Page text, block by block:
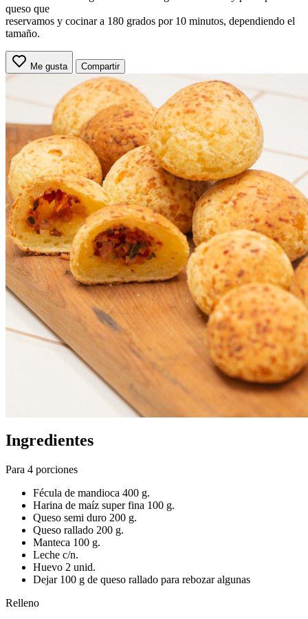
queso que
reservamos y cocinar a 180 grados por 10 minutos, dependiendo el
tamaño.
Me gusta Compartir
Ingredientes
Para 4 porciones
Fécula de mandioca 400 g.
Harina de maíz super fina 100 g.
Queso semi duro 200 g.
Queso rallado 200 g.
Manteca 100 g.
Leche c/n.
Huevo 2 unid.
Dejar 100 g de queso rallado para rebozar algunas
Relleno